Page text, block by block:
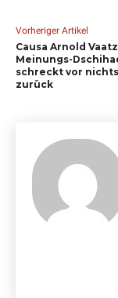
Vorheriger Artikel
Causa Arnold
Meinungs-
schreckt vor
zurück